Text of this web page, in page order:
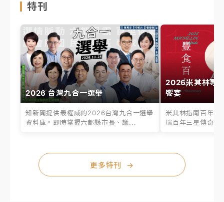
特刊
2026 台灣九合一選舉
知新聞提供最權威的2026台灣九合一選舉
資料庫。即時掌握六都縣市長、議...
2026米其林專
饗宴
米其林指南百年之
瑞百年三星傳奇、
更多特刊 →